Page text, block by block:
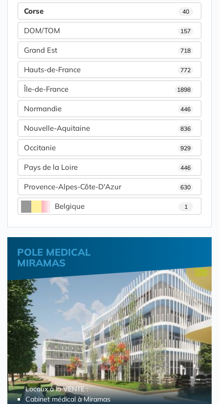
Corse 40
DOM/TOM 157
Grand Est 718
Hauts-de-France 772
Île-de-France 1898
Normandie 446
Nouvelle-Aquitaine 836
Occitanie 929
Pays de la Loire 446
Provence-Alpes-Côte-D'Azur 630
Belgique 1
POLE MEDICAL
MIRAMAS
Locaux à la VENTE :
Cabinet médical à Miramas